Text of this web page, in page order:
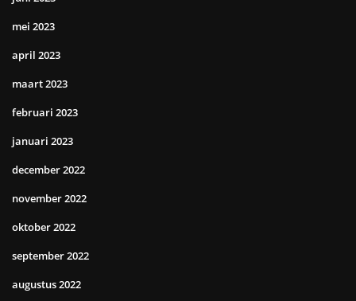
mei 2023
april 2023
maart 2023
februari 2023
januari 2023
december 2022
november 2022
oktober 2022
september 2022
augustus 2022